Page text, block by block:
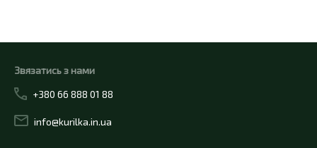
Звязатись з нами
+380 66 888 01 88
info@kurilka.in.ua